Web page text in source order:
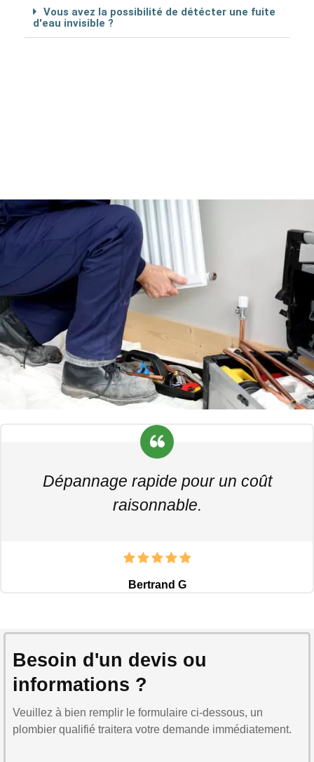
Vous avez la possibilité de détécter une fuite
d'eau invisible ?
Dépannage rapide pour un coût
raisonnable.
Bertrand G
Besoin d'un devis ou
informations ?
Veuillez à bien remplir le formulaire ci-dessous, un
plombier qualifié traitera votre demande immédiatement.